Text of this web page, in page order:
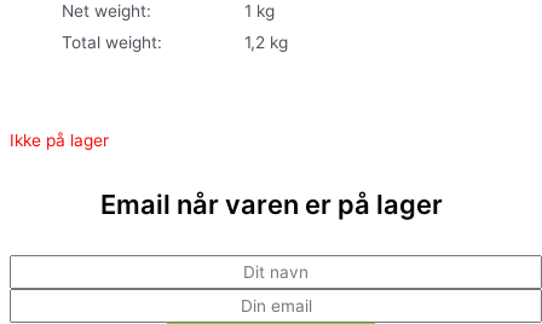
Net weight:
1 kg
Total weight: 1,2 kg
Ikke på lager
Email når varen er på lager